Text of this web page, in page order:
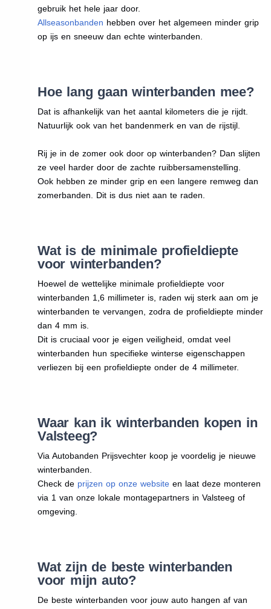
gebruik het hele jaar door.
Allseasonbanden hebben over het algemeen minder grip
op ijs en sneeuw dan echte winterbanden.
Hoe lang gaan winterbanden mee?
Dat is afhankelijk van het aantal kilometers die je rijdt.
Natuurlijk ook van het bandenmerk en van de rijstijl.
Rij je in de zomer ook door op winterbanden? Dan slijten
ze veel harder door de zachte ruibbersamenstelling.
Ook hebben ze minder grip en een langere remweg dan
zomerbanden. Dit is dus niet aan te raden.
Wat is de minimale profieldiepte
voor winterbanden?
Hoewel de wettelijke minimale profieldiepte voor
winterbanden 1,6 millimeter is, raden wij sterk aan om je
winterbanden te vervangen, zodra de profieldiepte minder
dan 4 mm is.
Dit is cruciaal voor je eigen veiligheid, omdat veel
winterbanden hun specifieke winterse eigenschappen
verliezen bij een profieldiepte onder de 4 millimeter.
Waar kan ik winterbanden kopen in
Valsteeg?
Via Autobanden Prijsvechter koop je voordelig je nieuwe
winterbanden.
Check de prijzen op onze websiteen laat deze monteren
via 1 van onze lokale montagepartners in Valsteeg of
omgeving.
Wat zijn de beste winterbanden
voor mijn auto?
De beste winterbanden voor jouw auto hangen af van